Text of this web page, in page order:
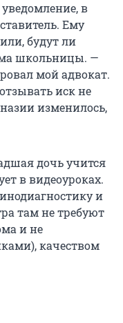
в
Ему
будут ли
школьницы. —
мой адвокат.
иск не
изменилось,
дочь учится
в видеоуроках.
и
там не требуют
и не
качеством